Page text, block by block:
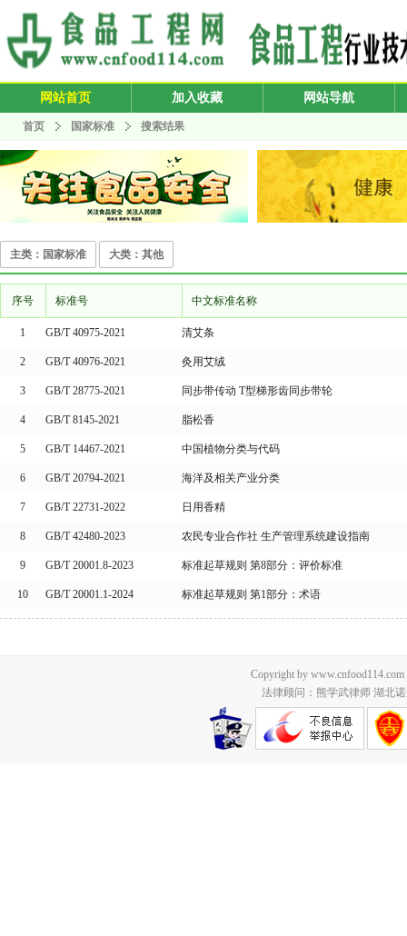
网站首页 加入收藏 网站导航
首页 国家标准 搜索结果
主类：国家标准 大类：其他
序号 标准号 中文标准名称
1 GB/T 40975-2021 清艾条
2 GB/T 40976-2021 灸用艾绒
3 GB/T 28775-2021 同步带传动 T型梯形齿同步带轮
4 GB/T 8145-2021 脂松香
5 GB/T 14467-2021 中国植物分类与代码
6 GB/T 20794-2021 海洋及相关产业分类
7 GB/T 22731-2022 日用香精
8 GB/T 42480-2023 农民专业合作社 生产管理系统建设指南
9 GB/T 20001.8-2023 标准起草规则 第8部分：评价标准
10 GB/T 20001.1-2024 标准起草规则 第1部分：术语
Copyright by
法律顾问：熊学武律师 湖北